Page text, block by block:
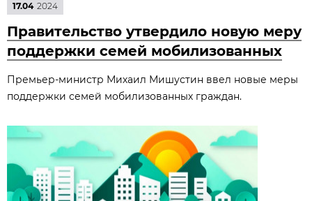
17.04 2024
Правительство утвердило новую меру
поддержки семей мобилизованных
Премьер-министр Михаил Мишустин ввел новые меры
поддержки семей мобилизованных граждан.